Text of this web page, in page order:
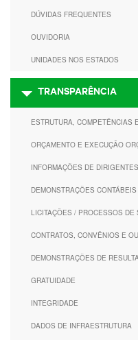
DÚVIDAS FREQUENTES
OUVIDORIA
UNIDADES NOS ESTADOS
TRANSPARÊNCIA
ESTRUTURA, COMPETÊNCIAS
ORÇAMENTO E EXECUÇÃO
INFORMAÇÕES DE
DEMONSTRAÇÕES CONTÁBEIS
LICITAÇÕES / PROCESSOS DE
CONTRATOS, CONVÊNIOS E
DEMONSTRAÇÕES DE
GRATUIDADE
INTEGRIDADE
DADOS DE INFRAESTRUTURA